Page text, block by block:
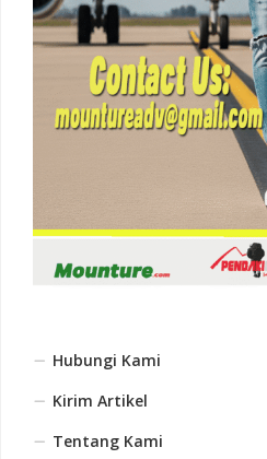
Hubungi Kami
Kirim Artikel
Tentang Kami